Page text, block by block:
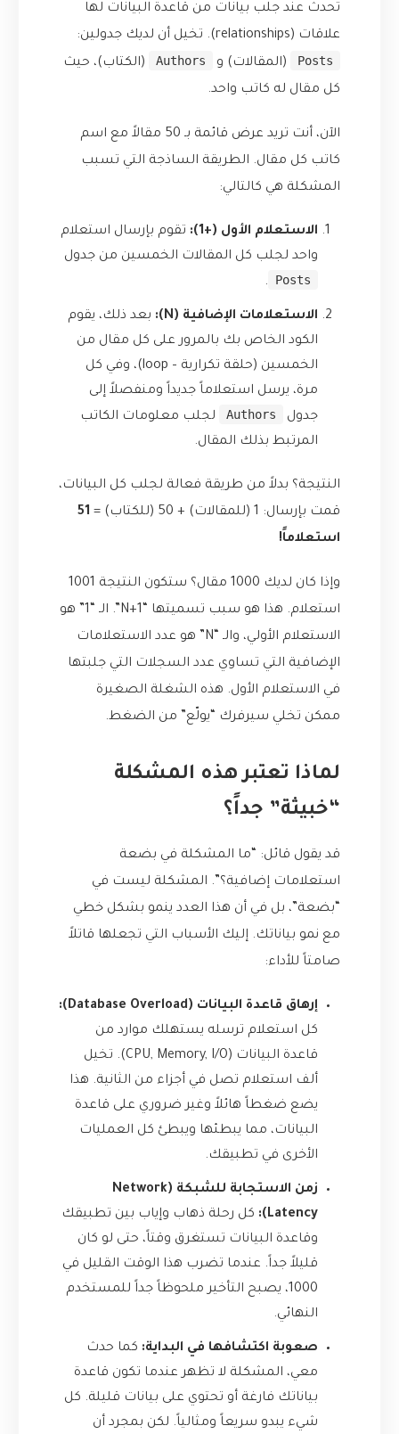
تحدث عند جلب بيانات من قاعدة البيانات لها
علاقات (relationships). تخيل أن لديك جدولين:
Posts
(المقالات) و Authors
(الكتاب)، حيث
كل مقال له كاتب واحد.
الآن، أنت تريد عرض قائمة بـ 50 مقالاً مع اسم
كاتب كل مقال. الطريقة الساذجة التي تسبب
المشكلة هي كالتالي:
الاستعلام الأول (+1):
تقوم بإرسال استعلام
واحد لجلب كل المقالات الخمسين من جدول
Posts
.
الاستعلامات الإضافية (N):
بعد ذلك، يقوم
الكود الخاص بك بالمرور على كل مقال من
الخمسين (حلقة تكرارية – loop)، وفي كل
مرة، يرسل استعلاماً جديداً ومنفصلاً إلى
جدول
Authors
لجلب معلومات الكاتب
المرتبط بذلك المقال.
النتيجة؟ بدلاً من طريقة فعالة لجلب كل البيانات،
قمت بإرسال: 1 (للمقالات) + 50 (للكتاب) =
51
استعلاماً!
وإذا كان لديك 1000 مقال؟ ستكون النتيجة 1001
استعلام. هذا هو سبب تسميتها “N+1”. الـ “1” هو
الاستعلام الأولي، والـ “N” هو عدد الاستعلامات
الإضافية التي تساوي عدد السجلات التي جلبتها
في الاستعلام الأول. هذه الشغلة الصغيرة
ممكن تخلي سيرفرك “يولّع” من الضغط.
لماذا تعتبر هذه المشكلة
“خبيثة” جداً؟
قد يقول قائل: “ما المشكلة في بضعة
استعلامات إضافية؟”. المشكلة ليست في
“بضعة”، بل في أن هذا العدد ينمو بشكل خطي
مع نمو بياناتك. إليك الأسباب التي تجعلها قاتلاً
صامتاً للأداء:
إرهاق قاعدة البيانات (Database Overload):
كل استعلام ترسله يستهلك موارد من
قاعدة البيانات (CPU, Memory, I/O). تخيل
ألف استعلام تصل في أجزاء من الثانية. هذا
يضع ضغطاً هائلاً وغير ضروري على قاعدة
البيانات، مما يبطئها ويبطئ كل العمليات
الأخرى في تطبيقك.
زمن الاستجابة للشبكة (Network
Latency):
كل رحلة ذهاب وإياب بين تطبيقك
وقاعدة البيانات تستغرق وقتاً، حتى لو كان
قليلاً جداً. عندما تضرب هذا الوقت القليل في
1000، يصبح التأخير ملحوظاً جداً للمستخدم
النهائي.
صعوبة اكتشافها في البداية: كما حدث
معي، المشكلة لا تظهر عندما تكون قاعدة
بياناتك فارغة أو تحتوي على بيانات قليلة. كل
شيء يبدو سريعاً ومثالياً. لكن بمجرد أن